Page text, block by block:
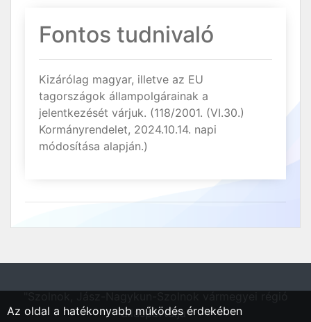
Fontos tudnivaló
Kizárólag magyar, illetve az EU
tagországok állampolgárainak a
jelentkezését várjuk. (118/2001. (VI.30.)
Kormányrendelet, 2024.10.14. napi
módosítása alapján.)
állásportálja"
Az oldal a hatékonyabb működés érdekében